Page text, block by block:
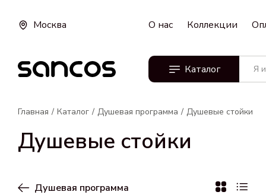
Москва О нас Коллекции
Каталог
Главная Каталог Душевая программа Душевые стойки
Душевые стойки
Душевая программа